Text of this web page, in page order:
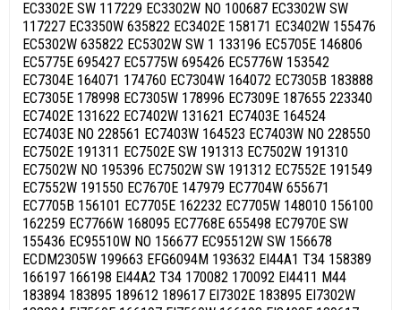
EC3302E SW 117229 EC3302W NO 100687 EC3302W SW
117227 EC3350W 635822 EC3402E 158171 EC3402W 155476
EC5302W 635822 EC5302W SW 1 133196 EC5705E 146806
EC5775E 695427 EC5775W 695426 EC5776W 153542
EC7304E 164071 174760 EC7304W 164072 EC7305B 183888
EC7305E 178998 EC7305W 178996 EC7309E 187655 223340
EC7402E 131622 EC7402W 131621 EC7403E 164524
EC7403E NO 228561 EC7403W 164523 EC7403W NO 228550
EC7502E 191311 EC7502E SW 191313 EC7502W 191310
EC7502W NO 195396 EC7502W SW 191312 EC7552E 191549
EC7552W 191550 EC7670E 147979 EC7704W 655671
EC7705B 156101 EC7705E 162232 EC7705W 148010 156100
162259 EC7766W 168095 EC7768E 655498 EC7970E SW
155436 EC95510W NO 156677 EC95512W SW 156678
ECDM2305W 199663 EFG6094M 193632 EI44A1 T34 158389
166197 166198 EI44A2 T34 170082 170092 EI4411 M44
183894 183895 189612 189617 EI7302E 183895 EI7302W